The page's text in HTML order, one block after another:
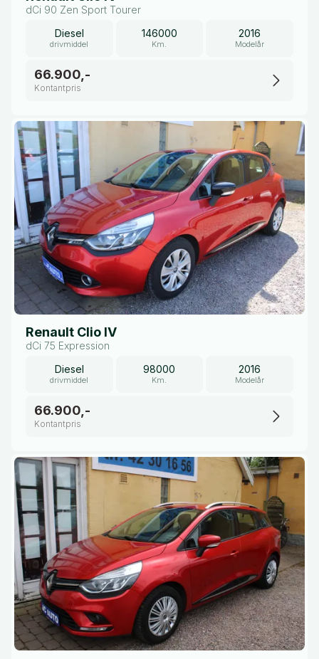
dCi 90 Zen Sport Tourer
Diesel
drivmiddel
146000
Km.
2016
Modelår
66.900,-
Kontantpris
Renault Clio IV
dCi 75 Expression
Diesel
drivmiddel
98000
Km.
2016
Modelår
66.900,-
Kontantpris